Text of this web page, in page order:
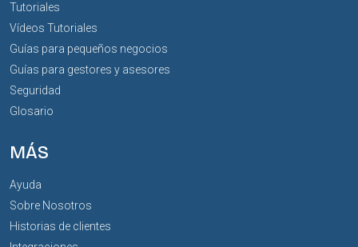
Tutoriales
Vídeos Tutoriales
Guías para pequeños negocios
Guías para gestores y asesores
Seguridad
Glosario
MÁS
Ayuda
Sobre Nosotros
Historias de clientes